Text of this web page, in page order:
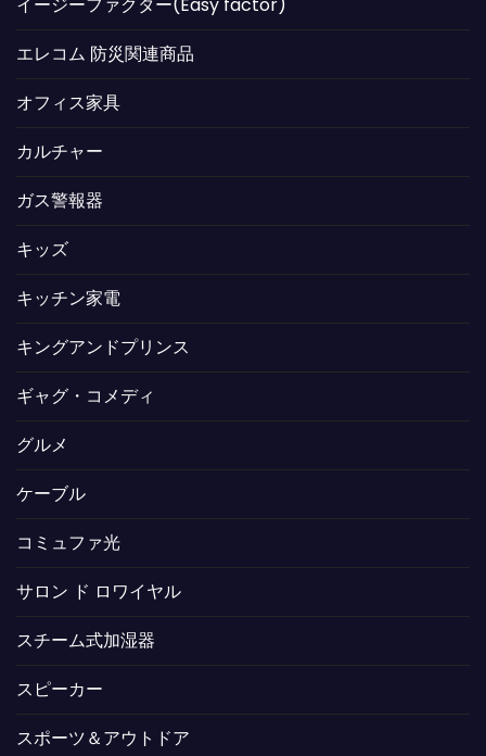
エレコム 防災関連商品
オフィス家具
カルチャー
ガス警報器
キッズ
キッチン家電
キングアンドプリンス
ギャグ・コメディ
グルメ
ケーブル
コミュファ光
サロン ド ロワイヤル
スチーム式加湿器
スピーカー
スポーツ＆アウトドア